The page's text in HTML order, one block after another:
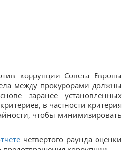
коррупции Совета Европы
между прокурорами должны
заранее установленных
в частности критерия
чтобы минимизировать
четвертого раунда оценки